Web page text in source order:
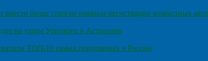
более строгие правила регистрации возрастных
на улице Урицкого в Астрахани
ТОП-10 самых популярных в России